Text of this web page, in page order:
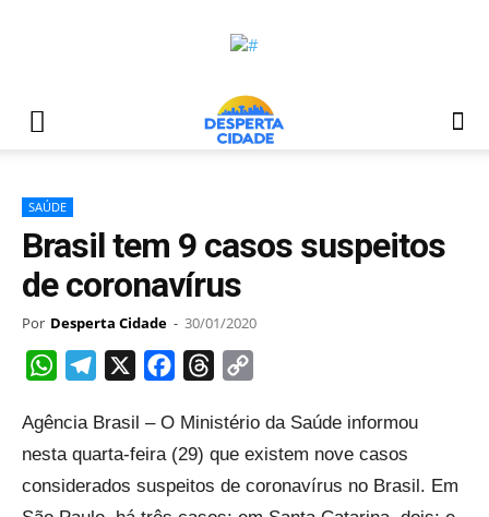
SAÚDE
Brasil tem 9 casos suspeitos
de coronavírus
Por Desperta Cidade - 30/01/2020
WhatsAppTelegram FacebookThreads
Agência Brasil – O Ministério da Saúde informou
nesta quarta-feira (29) que existem nove casos
considerados suspeitos de coronavírus no Brasil. Em